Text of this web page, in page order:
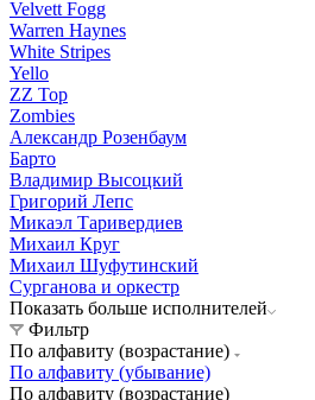
Velvett Fogg
Warren Haynes
White Stripes
Yello
ZZ Top
Zombies
Александр Розенбаум
Барто
Владимир Высоцкий
Григорий Лепс
Микаэл Таривердиев
Михаил Круг
Михаил Шуфутинский
Сурганова и оркестр
Показать больше исполнителей
Фильтр
По алфавиту (возрастание)
По алфавиту (убывание)
По алфавиту (возрастание)